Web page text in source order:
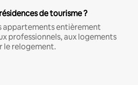
de tourisme ?
appartements entièrement
professionnels, aux logements
le relogement.